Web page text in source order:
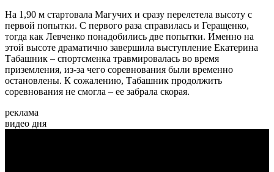
На 1,90 м стартовала Магучих и сразу перелетела высоту с
первой попытки. С первого раза справилась и Геращенко,
тогда как Левченко понадобились две попытки. Именно на
этой высоте драматично завершила выступление Екатерина
Табашник – спортсменка травмировалась во время
приземления, из-за чего соревнования были временно
остановлены. К сожалению, Табашник продолжить
соревнования не смогла – ее забрала скорая.
реклама
видео дня